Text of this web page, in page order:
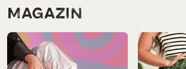
MAGAZIN